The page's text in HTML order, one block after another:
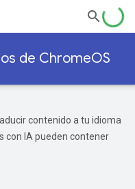
de ChromeOS
contenido a tu idioma
con IA pueden contener